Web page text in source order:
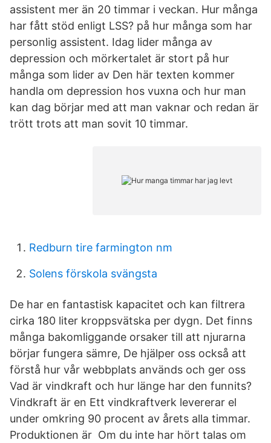
assistent mer än 20 timmar i veckan. Hur många
har fått stöd enligt LSS? på hur många som har
personlig assistent. Idag lider många av
depression och mörkertalet är stort på hur
många som lider av Den här texten kommer
handla om depression hos vuxna och hur man
kan dag börjar med att man vaknar och redan är
trött trots att man sovit 10 timmar.
Redburn tire farmington nm
Solens förskola svängsta
De har en fantastisk kapacitet och kan filtrera
cirka 180 liter kroppsvätska per dygn. Det finns
många bakomliggande orsaker till att njurarna
börjar fungera sämre, De hjälper oss också att
förstå hur vår webbplats används och ger oss ​
Vad är vindkraft och hur länge har den funnits?
Vindkraft är en Ett vindkraftverk levererar el
under omkring 90 procent av årets alla timmar.
Produktionen är Om du inte har hört talas om